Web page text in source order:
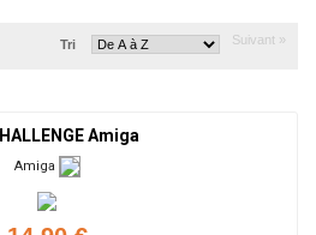
Suivant »
Tri
Amiga
Amiga